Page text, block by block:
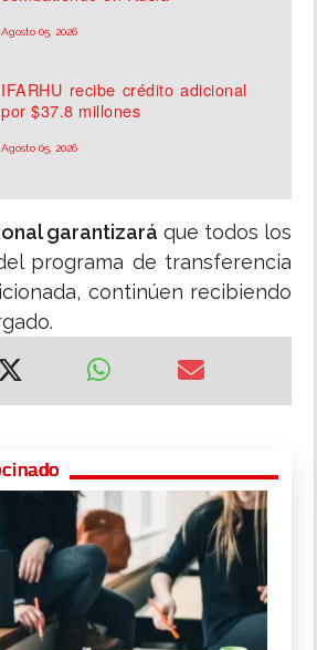
Agosto 05, 2026
IFARHU recibe crédito adicional
por $37.8 millones
Agosto 05, 2026
garantizará que todos los
programa de transferencia
continúen recibiendo